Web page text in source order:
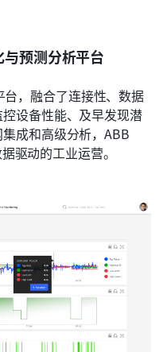
预测分析平台
，融合了连接性、数据
设备性能、及早发现潜
成和高级分析，ABB
驱动的工业运营。